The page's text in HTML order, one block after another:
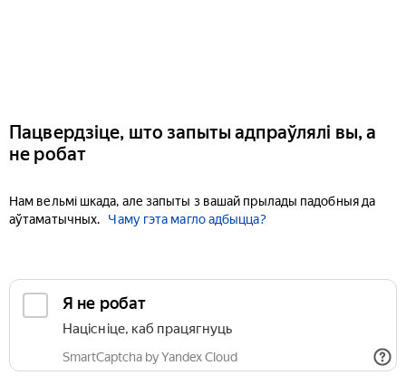
Пацвердзіце, што запыты адпраўлялі вы, а
не робат
Нам вельмі шкада, але запыты з вашай прылады падобныя да
аўтаматычных.
Чаму гэта магло адбыцца?
Я не робат
Націсніце, каб працягнуць
SmartCaptcha by Yandex Cloud